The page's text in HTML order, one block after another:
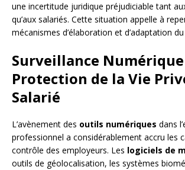
une incertitude juridique préjudiciable tant
qu’aux salariés. Cette situation appelle à
mécanismes d’élaboration et d’adaptation
Surveillance
Protection de la Vie
Salarié
L’avènement des outils numériques dans
professionnel a considérablement accru les
contrôle des employeurs. Les logiciels de
outils de géolocalisation, les systèmes